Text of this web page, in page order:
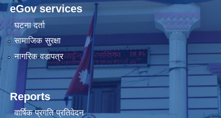
eGov services
घटना दर्ता
सामाजिक सुरक्षा
नागरिक वडापत्र
Reports
वार्षिक प्रगति प्रतिवेदन